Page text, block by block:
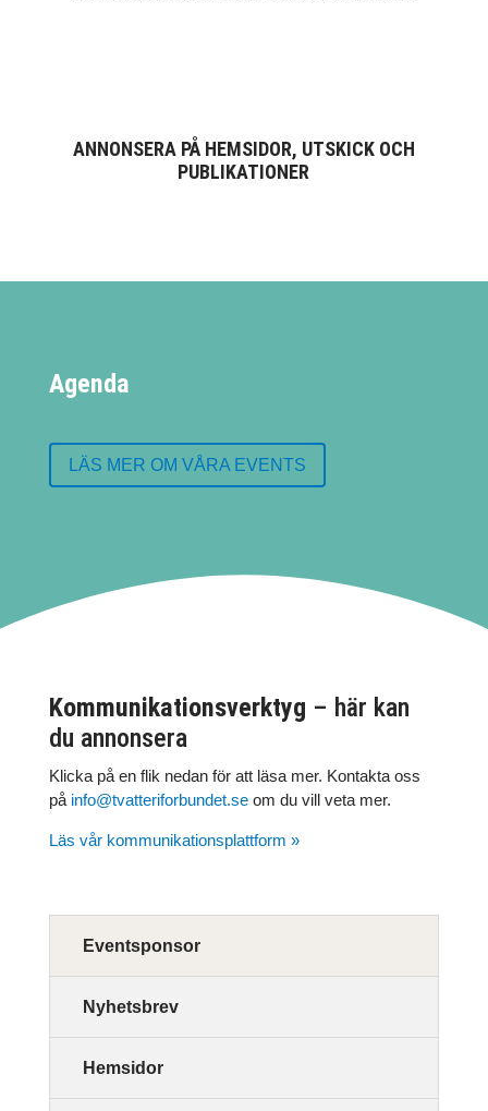
ANNONSERA PÅ HEMSIDOR, UTSKICK OCH
PUBLIKATIONER
Agenda
LÄS MER OM VÅRA EVENTS
Kommunikationsverktyg – här kan
du annonsera
Klicka på en flik nedan för att läsa mer. Kontakta oss
på info@tvatteriforbundet.seom du vill veta mer.
Läs vår kommunikationsplattform »
Eventsponsor
Nyhetsbrev
Hemsidor